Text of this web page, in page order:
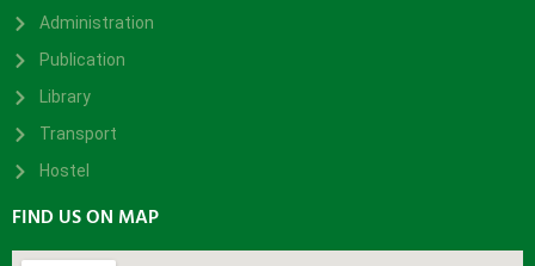
Administration
Publication
Library
Transport
Hostel
FIND US ON MAP